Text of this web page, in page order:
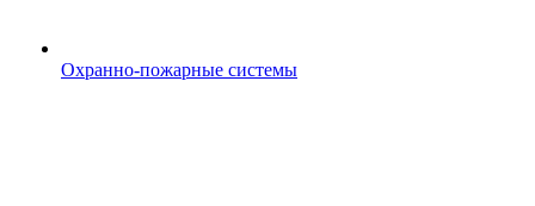
Охранно-пожарные системы